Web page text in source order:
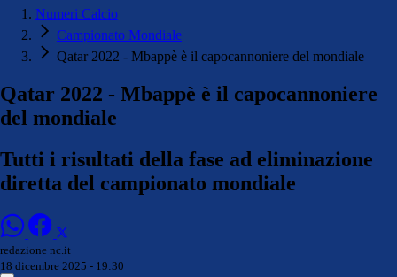
Numeri Calcio
Campionato Mondiale
Qatar 2022 - Mbappè è il capocannoniere del mondiale
Qatar 2022 - Mbappè è il capocannoniere
del mondiale
Tutti i risultati della fase ad eliminazione
diretta del campionato mondiale
redazione nc.it
18 dicembre 2025 - 19:30